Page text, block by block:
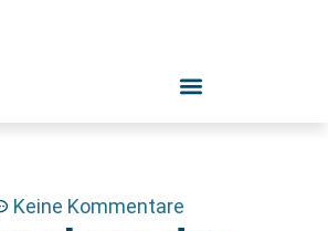
Keine Kommentare